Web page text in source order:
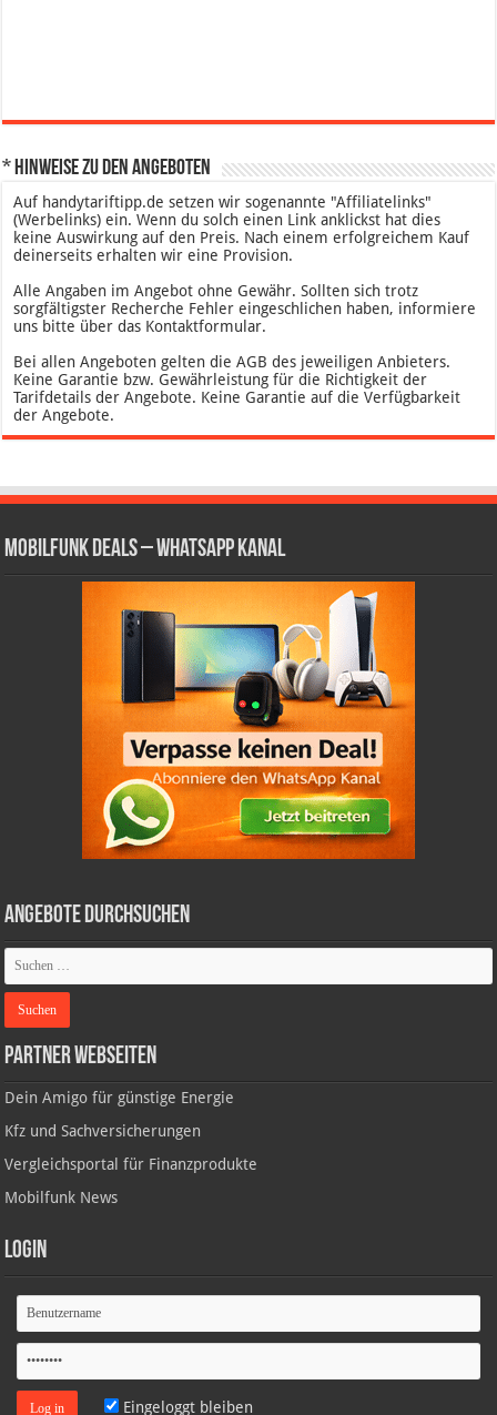
* Hinweise zu den Angeboten
Auf handytariftipp.de setzen wir sogenannte "Affiliatelinks"
(Werbelinks) ein. Wenn du solch einen Link anklickst hat dies
keine Auswirkung auf den Preis. Nach einem erfolgreichem Kauf
deinerseits erhalten wir eine Provision.
Alle Angaben im Angebot ohne Gewähr. Sollten sich trotz
sorgfältigster Recherche Fehler eingeschlichen haben, informiere
uns bitte über das Kontaktformular.
Bei allen Angeboten gelten die AGB des jeweiligen Anbieters.
Keine Garantie bzw. Gewährleistung für die Richtigkeit der
Tarifdetails der Angebote. Keine Garantie auf die Verfügbarkeit
der Angebote.
Mobilfunk Deals – WhatsApp Kanal
Angebote durchsuchen
Partner Webseiten
Dein Amigo für günstige Energie
Kfz und Sachversicherungen
Vergleichsportal für Finanzprodukte
Mobilfunk News
Login
Eingeloggt bleiben